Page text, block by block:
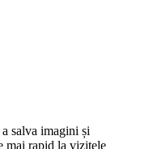
salva imagini și
mai rapid la vizitele